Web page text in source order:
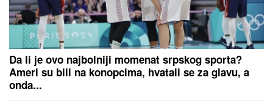
Da li je ovo najbolniji momenat srpskog sporta?
Ameri su bili na konopcima, hvatali se za glavu, a
onda...